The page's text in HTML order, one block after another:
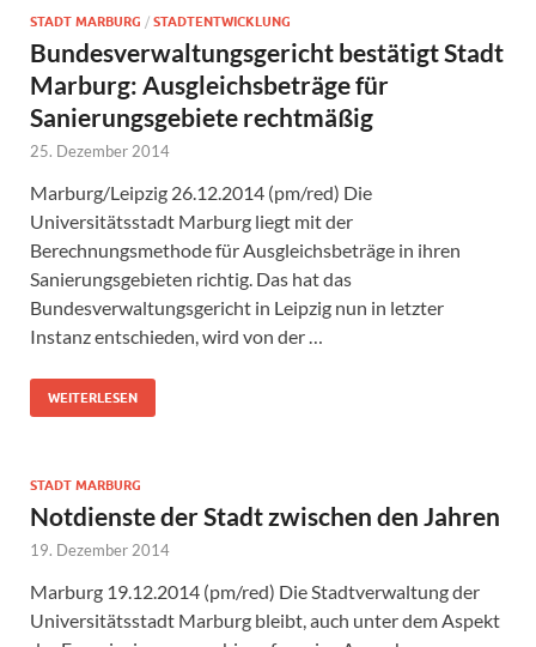
STADT MARBURG / STADTENTWICKLUNG
Bundesverwaltungsgericht bestätigt Stadt
Marburg: Ausgleichsbeträge für
Sanierungsgebiete rechtmäßig
25. Dezember 2014
Marburg/Leipzig 26.12.2014 (pm/red) Die
Universitätsstadt Marburg liegt mit der
Berechnungsmethode für Ausgleichsbeträge in ihren
Sanierungsgebieten richtig. Das hat das
Bundesverwaltungsgericht in Leipzig nun in letzter
Instanz entschieden, wird von der …
WEITERLESEN
STADT MARBURG
Notdienste der Stadt zwischen den Jahren
19. Dezember 2014
Marburg 19.12.2014 (pm/red) Die Stadtverwaltung der
Universitätsstadt Marburg bleibt, auch unter dem Aspekt